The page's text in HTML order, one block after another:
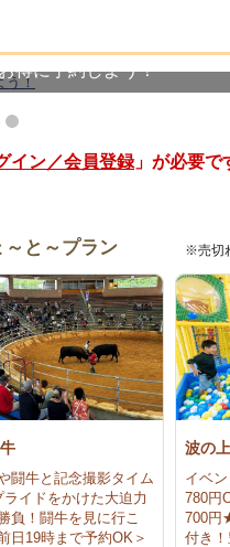
得に予約しよう！
イン／会員登録」が必要で
と～プラン
闘牛と記念撮影タイム
ライドをかけた大迫力
負！闘牛を見に行こ
日19時まで予約OK＞
波の
イベ
780円
700円
付き
※売切